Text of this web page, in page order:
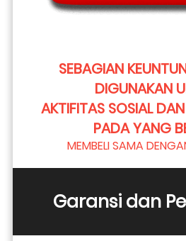
SEBAGIAN
DIGUNAKAN
AKTIFITAS SOSIAL
PADA YANG
MEMBELI SAMA
Garansi dan